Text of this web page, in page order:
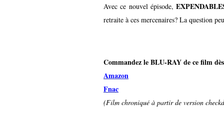
Avec ce nouvel épisode,
retraite à ces mercenaires? La question
Commandez le BLU-RAY de ce film
Amazon
Fnac
(Film chroniqué à partir de version